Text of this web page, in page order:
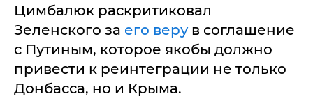
Цимбалюк раскритиковал
Зеленского за его верув соглашение
с Путиным, которое якобы должно
привести к реинтеграции не только
Донбасса, но и Крыма.